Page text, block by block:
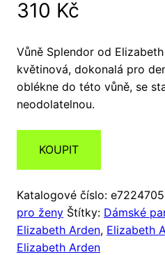
310 Kč
Vůně Splendor od
květinová, dokonalá pro
oblékne do této vůně, se
neodolatelnou.
KOUPIT
Katalogové číslo:
pro ženy Štítky: Dámské
Elizabeth Arden, Elizabeth
Elizabeth Arden